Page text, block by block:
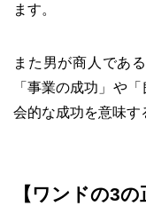
ます。
また男が商人であ
「事業の成功」や
会的な成功を意味す
【ワンドの3